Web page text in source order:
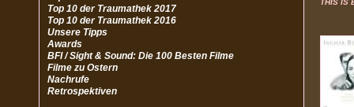
Top 10 der Traumathek 2017
Top 10 der Traumathek 2016
Unsere Tipps
Awards
BFI / Sight & Sound: Die 100 Besten Filme
Filme zu Ostern
Nachrufe
Retrospektiven
THIS IS